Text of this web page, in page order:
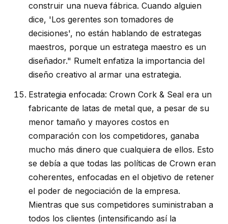
construir una nueva fábrica. Cuando alguien
dice, 'Los gerentes son tomadores de
decisiones', no están hablando de estrategas
maestros, porque un estratega maestro es un
diseñador." Rumelt enfatiza la importancia del
diseño creativo al armar una estrategia.
Estrategia enfocada: Crown Cork & Seal era un
fabricante de latas de metal que, a pesar de su
menor tamaño y mayores costos en
comparación con los competidores, ganaba
mucho más dinero que cualquiera de ellos. Esto
se debía a que todas las políticas de Crown eran
coherentes, enfocadas en el objetivo de retener
el poder de negociación de la empresa.
Mientras que sus competidores suministraban a
todos los clientes (intensificando así la